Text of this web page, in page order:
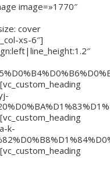
image=»1770″
cover
xs-6″]
k-